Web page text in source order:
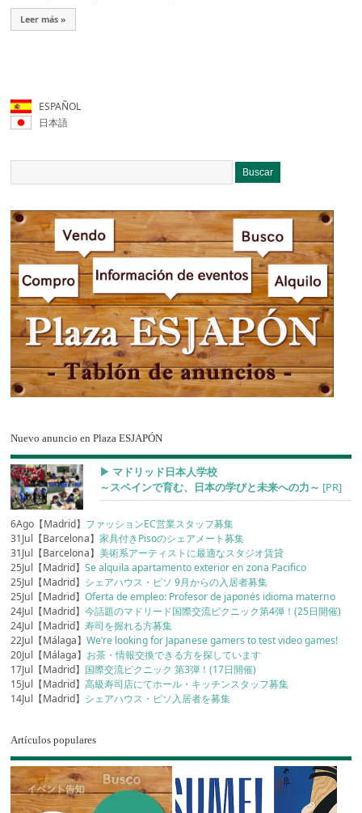
Leer más »
ESPAÑOL
日本語
Nuevo anuncio en Plaza ESJAPÓN
▶︎ マドリッド日本人学校
～スペインで育む、日本の学びと未来への力～ [PR]
6Ago【Madrid】 ファッションEC営業スタッフ募集
31Jul【Barcelona】家具付きPisoのシェアメート募集
31Jul【Barcelona】美術系アーティストに最適なスタジオ賃貸
25Jul【Madrid】Se alquila apartamento exterior en zona Pacifico
25Jul【Madrid】 シェアハウス・ピソ 9月からの入居者募集
25Jul【Madrid】Oferta de empleo: Profesor de japonés idioma materno
24Jul【Madrid】今話題のマドリード国際交流ピクニック第4弾！(25日開催)
24Jul【Madrid】寿司を握れる方募集
22Jul【Málaga】We’re looking for Japanese gamers to test video games!
20Jul【Málaga】 お茶・情報交換できる方を探しています
17Jul【Madrid】 国際交流ピクニック 第3弾！(17日開催)
15Jul【Madrid】高級寿司店にてホール・キッチンスタッフ募集
14Jul【Madrid】 シェアハウス・ピソ入居者を募集
Artículos populares